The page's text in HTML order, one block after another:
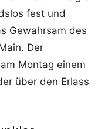
fest und
Gewahrsam des
Der
Montag einem
über den Erlass